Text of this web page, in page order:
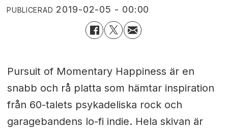
PUBLICERAD 2019-02-05 - 00:00
Pursuit of Momentary Happiness är en
snabb och rå platta som hämtar inspiration
från 60-talets psykadeliska rock och
garagebandens lo-fi indie. Hela skivan är